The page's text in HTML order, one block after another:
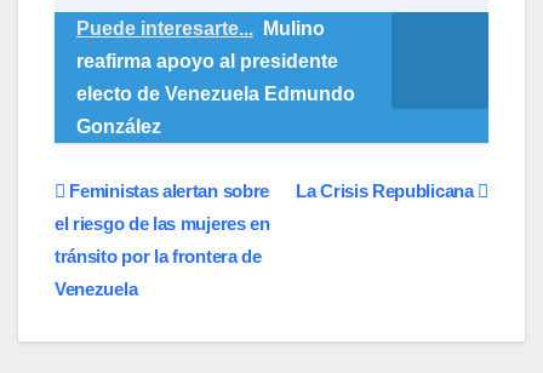
Puede interesarte...
Mulino
reafirma apoyo al presidente
electo de Venezuela Edmundo
González
Navegación
de
entradas
La Crisis Republicana
Feministas alertan sobre
el riesgo de las mujeres en
tránsito por la frontera de
Venezuela